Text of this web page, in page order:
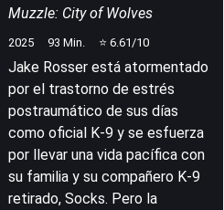
Muzzle: City of Wolves
2025 93 Min. ⭐ 6.61 /10
Jake Rosser está atormentado
por el trastorno de estrés
postraumático de sus días
como oficial K-9 y se esfuerza
por llevar una vida pacífica con
su familia y su compañero K-9
retirado, Socks. Pero la